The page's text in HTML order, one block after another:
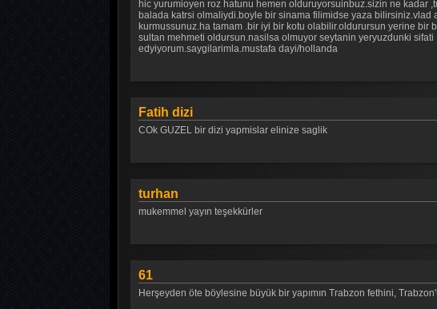
hic yurumioyen roz hatunu hemen olduruyorsuinbuz.sizin ne
balada katrsi olmaliydi.boyle bir sinama filimidse yaza
kurmussunuz.ha tamam .bir iyi bir kotu olabilir.oldurursun yerine
sultan mehmeti oldursun.nasilsa olmuyor seytanin yeryuzdunki
edyiyorum.saygilarimla.mustafa dayi/hollanda
Fatih dizi
COk GUZEL bir dizi yapmislar elinize saglik
turhan
mukemmel yayın teşekkürler
61
Herşeyden öte böylesine büyük bir yapımın Trabzon fethini,